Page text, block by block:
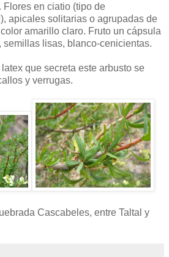
Flores en ciatio (tipo de
apicales solitarias o agrupadas de
amarillo claro. Fruto un cápsula
semillas lisas, blanco-cenicientas.
que secreta este arbusto se
y verrugas.
Cascabeles, entre Taltal y